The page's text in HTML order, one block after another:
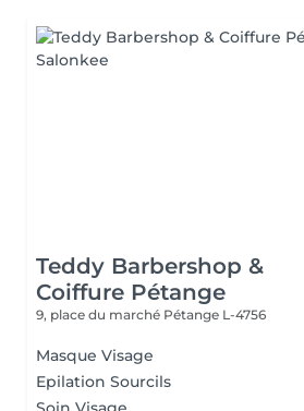
Teddy Barbershop &
Coiffure Pétange
9, place du marché Pétange L-4756
Masque Visage
Epilation Sourcils